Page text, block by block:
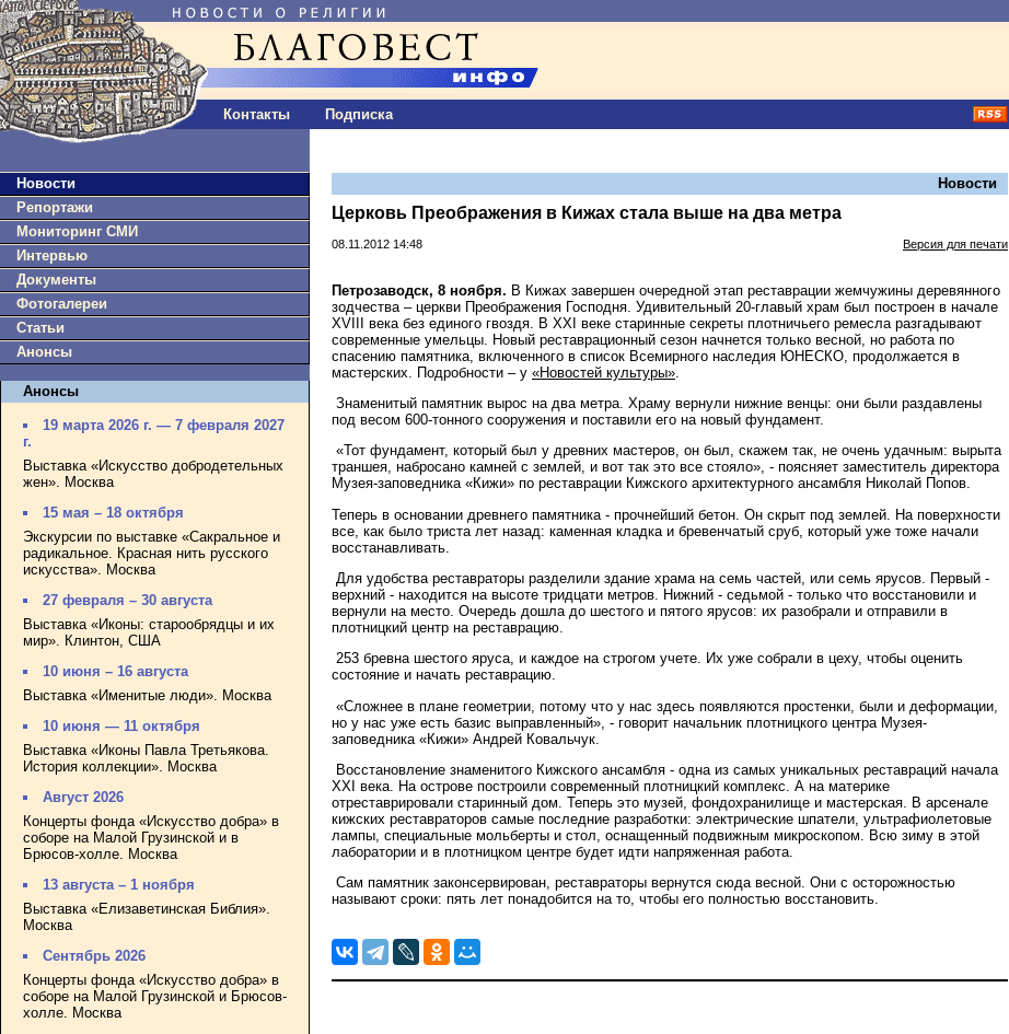
Контакты Подписка
Новости
Репортажи
Мониторинг СМИ
Интервью
Документы
Фотогалереи
Статьи
Анонсы
Анонсы
19 марта 2026 г. — 7 февраля 2027
г.
Выставка «Искусство добродетельных
жен». Москва
15 мая – 18 октября
Экскурсии по выставке «Сакральное и
радикальное. Красная нить русского
искусства». Москва
27 февраля – 30 августа
Выставка «Иконы: старообрядцы и их
мир». Клинтон, США
10 июня – 16 августа
Выставка «Именитые люди». Москва
10 июня — 11 октября
Выставка «Иконы Павла Третьякова.
История коллекции». Москва
Август 2026
Концерты фонда «Искусство добра» в
соборе на Малой Грузинской и в
Брюсов-холле. Москва
13 августа – 1 ноября
Выставка «Елизаветинская Библия».
Москва
Сентябрь 2026
Концерты фонда «Искусство добра» в
соборе на Малой Грузинской и Брюсов-
холле. Москва
Новости
Церковь Преображения в Кижах стала выше на два метра
08.11.2012 14:48 Версия для печати
Петрозаводск, 8 ноября. В Кижах завершен очередной этап реставрации жемчужины деревянного
зодчества – церкви Преображения Господня. Удивительный 20-главый храм был построен в начале
XVIII века без единого гвоздя. В XXI веке старинные секреты плотничьего ремесла разгадывают
современные умельцы. Новый реставрационный сезон начнется только весной, но работа по
спасению памятника, включенного в список Всемирного наследия ЮНЕСКО, продолжается в
мастерских. Подробности – у «Новостей культуры»
Знаменитый памятник вырос на два метра. Храму вернули нижние венцы: они были раздавлены
под весом 600-тонного сооружения и поставили его на новый фундамент.
«Тот фундамент, который был у древних мастеров, он был, скажем так, не очень удачным: вырыта
траншея, набросано камней с землей, и вот так это все стояло», - поясняет заместитель директора
Музея-заповедника «Кижи» по реставрации Кижского архитектурного ансамбля Николай Попов.
Теперь в основании древнего памятника - прочнейший бетон. Он скрыт под землей. На поверхности
все, как было триста лет назад: каменная кладка и бревенчатый сруб, который уже тоже начали
восстанавливать.
Для удобства реставраторы разделили здание храма на семь частей, или семь ярусов. Первый -
верхний - находится на высоте тридцати метров. Нижний - седьмой - только что восстановили и
вернули на место. Очередь дошла до шестого и пятого ярусов: их разобрали и отправили в
плотницкий центр на реставрацию.
253 бревна шестого яруса, и каждое на строгом учете. Их уже собрали в цеху, чтобы оценить
состояние и начать реставрацию.
«Сложнее в плане геометрии, потому что у нас здесь появляются простенки, были и деформации,
но у нас уже есть базис выправленный», - говорит начальник плотницкого центра Музея-
заповедника «Кижи» Андрей Ковальчук.
Восстановление знаменитого Кижского ансамбля - одна из самых уникальных реставраций начала
XXI века. На острове построили современный плотницкий комплекс. А на материке
отреставрировали старинный дом. Теперь это музей, фондохранилище и мастерская. В арсенале
кижских реставраторов самые последние разработки: электрические шпатели, ультрафиолетовые
лампы, специальные мольберты и стол, оснащенный подвижным микроскопом. Всю зиму в этой
лаборатории и в плотницком центре будет идти напряженная работа.
Сам памятник законсервирован, реставраторы вернутся сюда весной. Они с осторожностью
называют сроки: пять лет понадобится на то, чтобы его полностью восстановить.